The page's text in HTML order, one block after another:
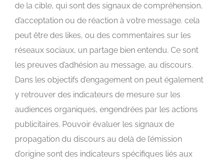
de la cible, qui sont des signaux de compréhension,
d’acceptation ou de réaction à votre message. cela
peut être des likes, ou des commentaires sur les
réseaux sociaux, un partage bien entendu. Ce sont
les preuves d’adhésion au message, au discours.
Dans les objectifs d’engagement on peut également
y retrouver des indicateurs de mesure sur les
audiences organiques, engendrées par les actions
publicitaires. Pouvoir évaluer les signaux de
propagation du discours au delà de l’émission
d’origine sont des indicateurs spécifiques liés aux